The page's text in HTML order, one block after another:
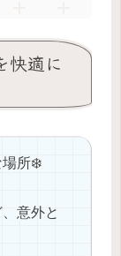
快適に
場所❄️
意外と